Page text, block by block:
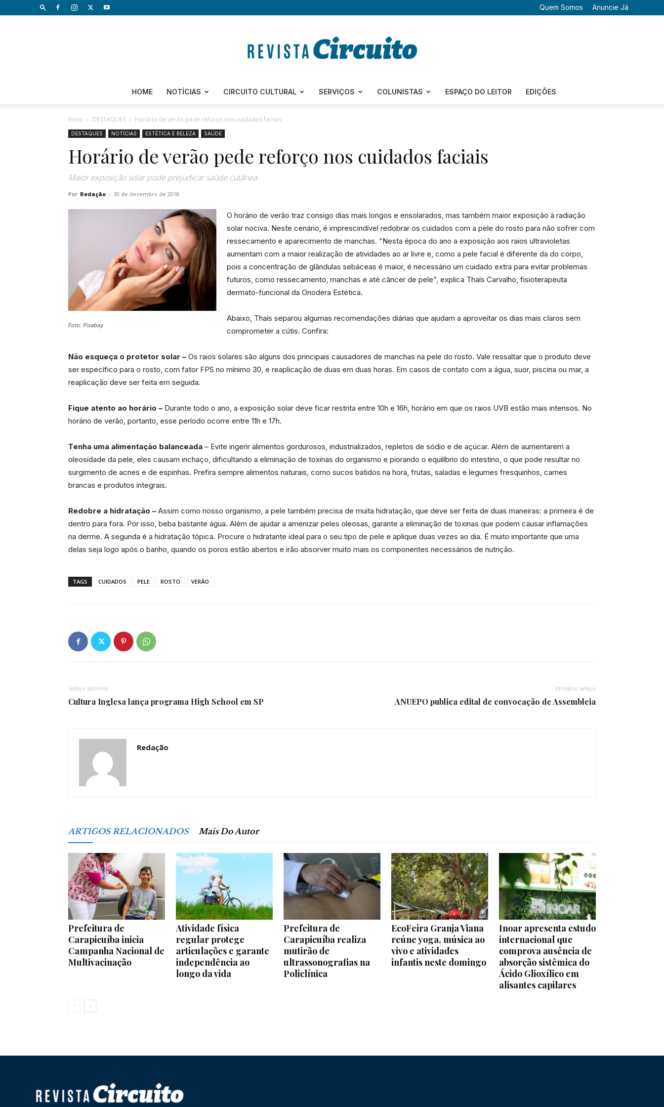
Quem Somos Anuncie Já
Revista
Circuito
–
Portal
Notícias
da
Granja
HOME NOTÍCIAS CIRCUITO CULTURAL SERVIÇOS COLUNISTAS ESPAÇO DO LEITOR EDIÇÕES
Início DESTAQUES Horário de verão pede reforço nos cuidados faciais
DESTAQUES NOTÍCIAS ESTÉTICA E BELEZA SAÚDE
Horário de verão pede reforço nos cuidados faciais
Maior exposição solar pode prejudicar saúde cutânea
Por Redação - 30 de dezembro de 2018
Foto: Pixabay
O horário de verão traz consigo dias mais longos e ensolarados, mas também maior exposição à radiação
solar nociva. Neste cenário, é imprescindível redobrar os cuidados com a pele do rosto para não sofrer com
ressecamento e aparecimento de manchas. “Nesta época do ano a exposição aos raios ultravioletas
aumentam com a maior realização de atividades ao ar livre e, como a pele facial é diferente da do corpo,
pois a concentração de glândulas sebáceas é maior, é necessário um cuidado extra para evitar problemas
futuros, como ressecamento, manchas e até câncer de pele”, explica Thaís Carvalho, fisioterapeuta
dermato-funcional da Onodera Estética.
Abaixo, Thaís separou algumas recomendações diárias que ajudam a aproveitar os dias mais claros sem
comprometer a cútis. Confira:
Não esqueça o protetor solar – Os raios solares são alguns dos principais causadores de manchas na pele do rosto. Vale ressaltar que o produto deve
ser específico para o rosto, com fator FPS no mínimo 30, e reaplicação de duas em duas horas. Em casos de contato com a água, suor, piscina ou mar, a
reaplicação deve ser feita em seguida.
Fique atento ao horário – Durante todo o ano, a exposição solar deve ficar restrita entre 10h e 16h, horário em que os raios UVB estão mais intensos. No
horário de verão, portanto, esse período ocorre entre 11h e 17h.
Tenha uma alimentação balanceada – Evite ingerir alimentos gordurosos, industrializados, repletos de sódio e de açúcar. Além de aumentarem a
oleosidade da pele, eles causam inchaço, dificultando a eliminação de toxinas do organismo e piorando o equilíbrio do intestino, o que pode resultar no
surgimento de acnes e de espinhas. Prefira sempre alimentos naturais, como sucos batidos na hora, frutas, saladas e legumes fresquinhos, carnes
brancas e produtos integrais.
Redobre a hidratação – Assim como nosso organismo, a pele também precisa de muita hidratação, que deve ser feita de duas maneiras: a primeira é de
dentro para fora. Por isso, beba bastante água. Além de ajudar a amenizar peles oleosas, garante a eliminação de toxinas que podem causar inflamações
na derme. A segunda é a hidratação tópica. Procure o hidratante ideal para o seu tipo de pele e aplique duas vezes ao dia. É muito importante que uma
delas seja logo após o banho, quando os poros estão abertos e irão absorver muito mais os componentes necessários de nutrição.
TAGS CUIDADOS PELE ROSTO VERÃO
Artigo anterior
Cultura Inglesa lança programa High School em SP
Próximo artigo
ANUEPO publica edital de convocação de Assembleia
Redação
ARTIGOS RELACIONADOS Mais Do Autor
Prefeitura de
Carapicuíba inicia
Campanha Nacional de
Multivacinação
Atividade física
regular protege
articulações e garante
independência ao
longo da vida
Prefeitura de
Carapicuíba realiza
mutirão de
ultrassonografias na
Policlínica
EcoFeira Granja Viana
reúne yoga, música ao
vivo e atividades
infantis neste domingo
Inoar apresenta estudo
internacional que
comprova ausência de
absorção sistêmica do
Ácido Glioxílico em
alisantes capilares